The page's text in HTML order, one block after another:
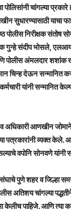
चांगल्या
सुधारण्यासाठी याचा
पोलीस निरीक्षक संतोष
गुन्हे संदीप भोसले,
अंमलदार शशांक
चिन्ह देऊन सन्मानित
यांनी सन्मानित
व अधिकारी आणखीन
पत्रकारांनी व्यक्त केले.
वपोनि सोनवणे यांनी
संघाचे पुणे शहर व जिल्हा
अतिशय चांगल्या
केलीच पाहिजे. आणि त्या